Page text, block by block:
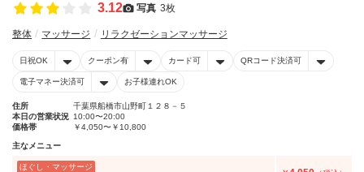
3.12 写真 3枚
整体 マッサージ リラクゼーションマッサージ
日祝OK クーポン有 カード可 QRコード決済可
電子マネー決済可 お子様連れOK
住所
千葉県船橋市山野町１２８－５
本日の営業状況 10:00〜20:00
価格帯
￥4,050〜￥10,800
主なメニュー
ほぐし・マッサージ